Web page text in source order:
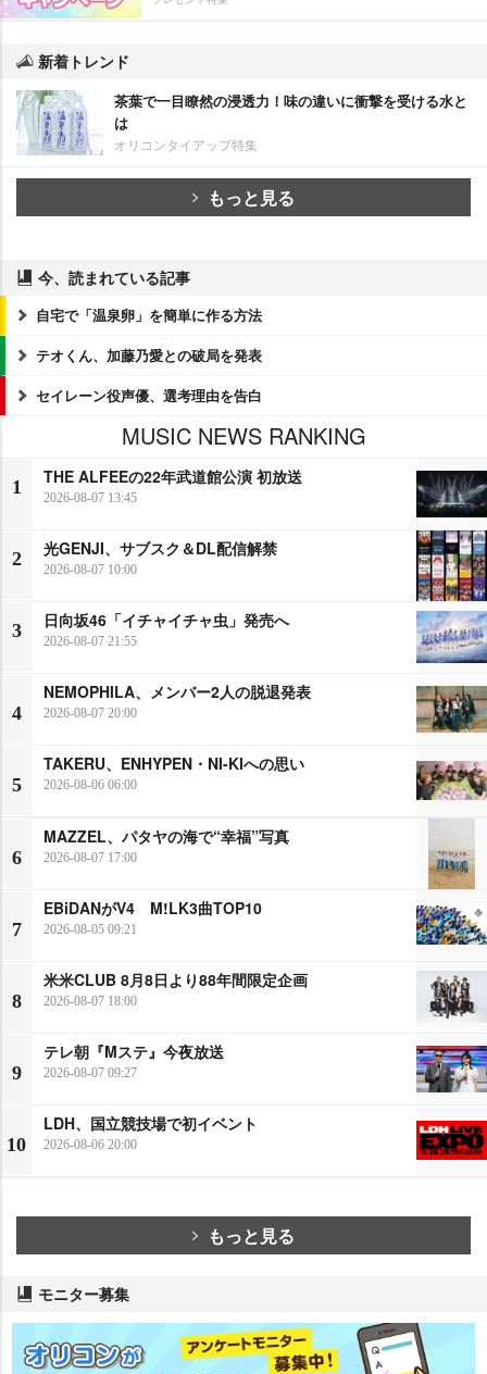
新着トレンド
茶葉で一目瞭然の浸透力！味の違いに衝撃を受ける水と
は
オリコンタイアップ特集
もっと見る
今、読まれている記事
自宅で「温泉卵」を簡単に作る方法
テオくん、加藤乃愛との破局を発表
セイレーン役声優、選考理由を告白
MUSIC NEWS RANKING
1
THE ALFEEの22年武道館公演 初放送
2026-08-07 13:45
2
光GENJI、サブスク＆DL配信解禁
2026-08-07 10:00
3
日向坂46「イチャイチャ虫」発売へ
2026-08-07 21:55
4
NEMOPHILA、メンバー2人の脱退発表
2026-08-07 20:00
5
TAKERU、ENHYPEN・NI-KIへの思い
2026-08-06 06:00
6
MAZZEL、パタヤの海で“幸福”写真
2026-08-07 17:00
7
EBiDANがV4 M!LK3曲TOP10
2026-08-05 09:21
8
米米CLUB 8月8日より88年間限定企画
2026-08-07 18:00
9
テレ朝『Mステ』今夜放送
2026-08-07 09:27
10
LDH、国立競技場で初イベント
2026-08-06 20:00
もっと見る
モニター募集